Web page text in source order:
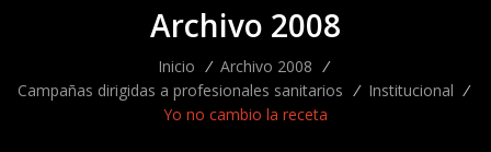
Archivo 2008
Inicio / Archivo 2008 /
Campañas dirigidas a profesionales sanitarios / Institucional /
Yo no cambio la receta